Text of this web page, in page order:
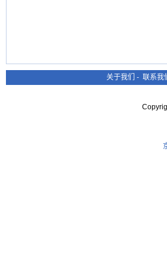
关于我们 - 联系我